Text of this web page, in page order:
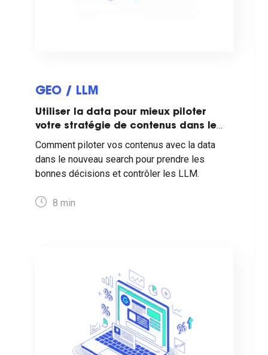
GEO / LLM
Utiliser la data pour mieux piloter
votre stratégie de contenus dans le
nouveau search
Comment piloter vos contenus avec la data
dans le nouveau search pour prendre les
bonnes décisions et contrôler les LLM.
8 min